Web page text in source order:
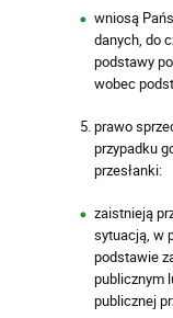
wniosą
danych, do
podstawy
wobec
prawo
przypadku
przesłanki:
zaistnieją
sytuacją, w
podstawie
publicznym
publicznej